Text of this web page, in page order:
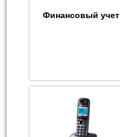
Финансовый учет